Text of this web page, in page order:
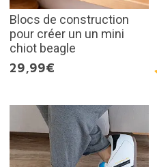
Blocs de construction
pour créer un un mini
chiot beagle
29,99€